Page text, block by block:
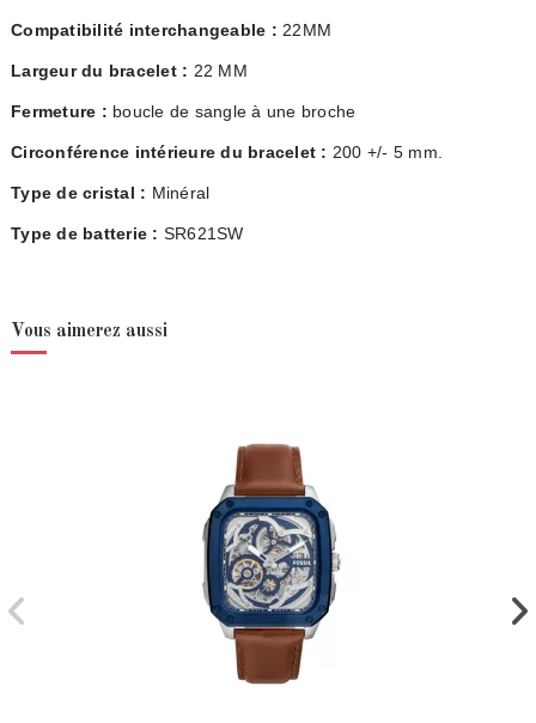
Compatibilité interchangeable : 22MM
Largeur du bracelet : 22 MM
Fermeture : boucle de sangle à une broche
Circonférence intérieure du bracelet : 200 +/- 5 mm.
Type de cristal : Minéral
Type de batterie : SR621SW
Vous aimerez aussi